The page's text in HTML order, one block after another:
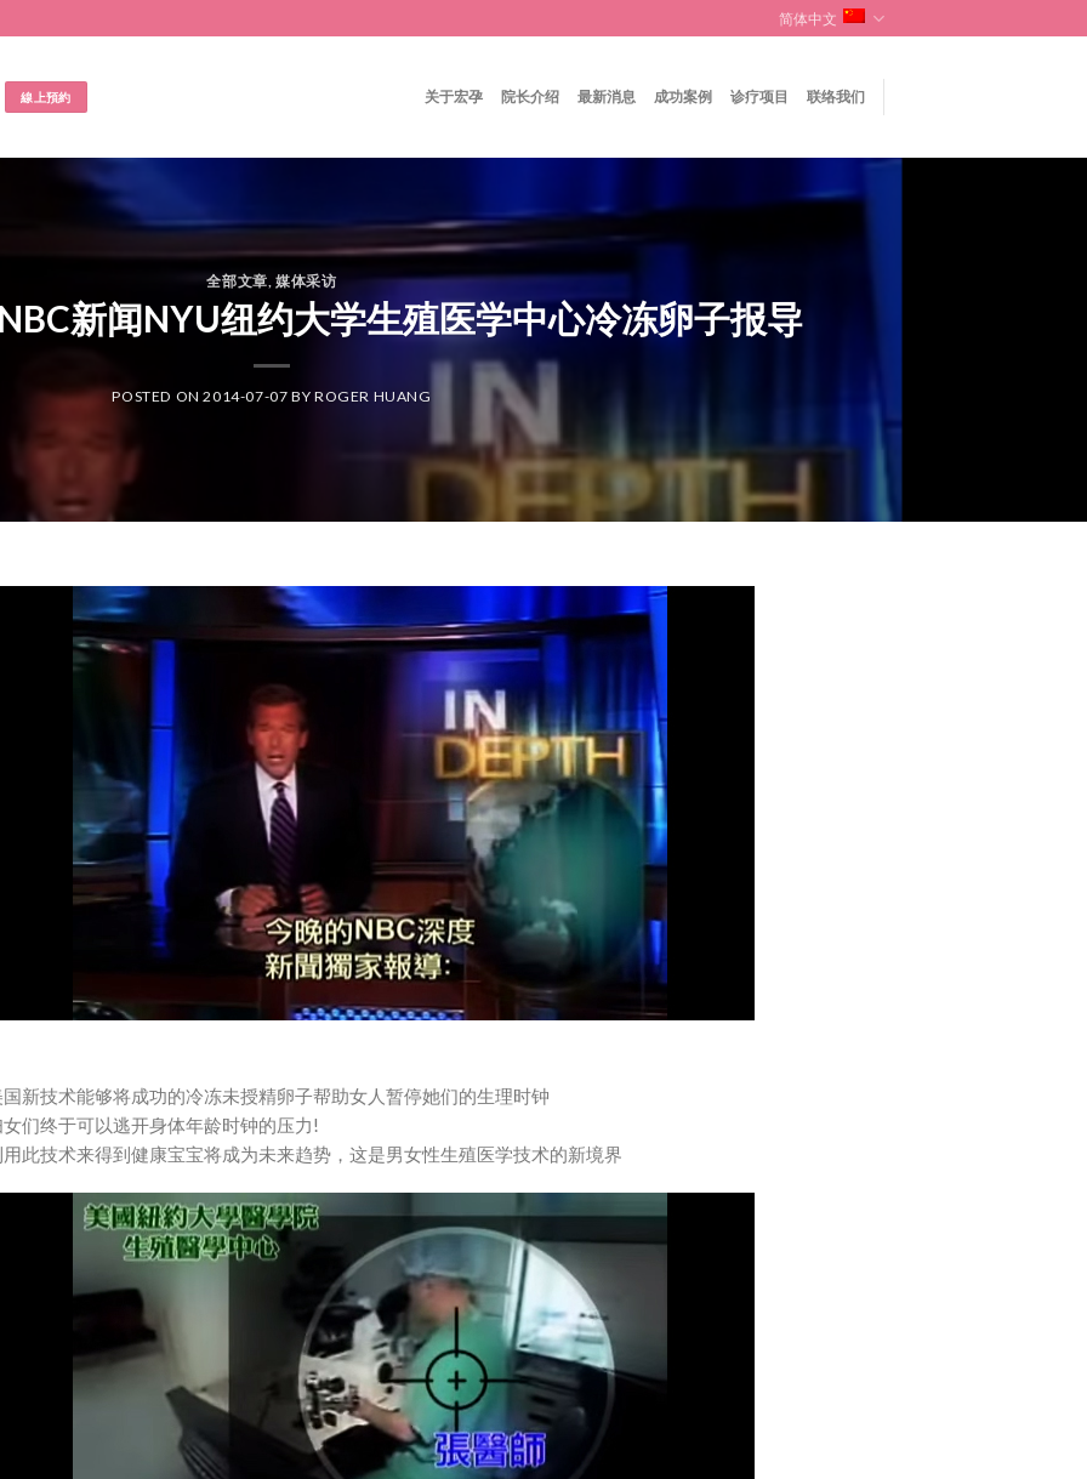
简体中文
線上預約 关于宏孕 院长介绍 最新消息 成功案例 诊疗项目 联络我们
全部文章 ,媒体采访
新闻NYU纽约大学生殖医学中心冷冻卵子报导
POSTED ON2014-07-07 BY ROGER HUANG
新技术能够将成功的冷冻未授精卵子帮助女人暂停她们的生理时钟
们终于可以逃开身体年龄时钟的压力!
此技术来得到健康宝宝将成为未来趋势，这是男女性生殖医学技术的新境界